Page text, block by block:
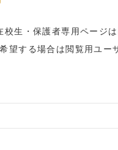
校生・保護者専用ページ
望する場合は閲覧用ユー